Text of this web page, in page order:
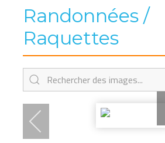
Randonnées /
Raquettes